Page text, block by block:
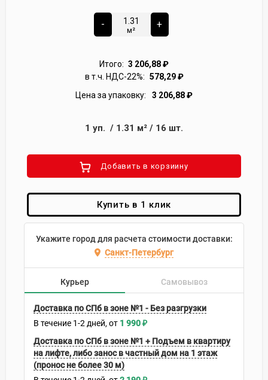
-
м²
+
Итого: 3 206,88₽
в т.ч. НДС-22%: 578,29₽
Цена за упаковку:
3 206,88₽
1 уп. / 1.31 м² / 16 шт.
Добавить в корзиину
Купить в 1 клик
Укажите город для расчета стоимости доставки:
Санкт-Петербург
Курьер Самовывоз
Доставка по СПб в зоне №1 - Без разгрузки
В течение 1-2 дней 1 990₽
Доставка по СПб в зоне №1 + Подъем в квартиру
на лифте, либо занос в частный дом на 1 этаж
(пронос не более 30 м)